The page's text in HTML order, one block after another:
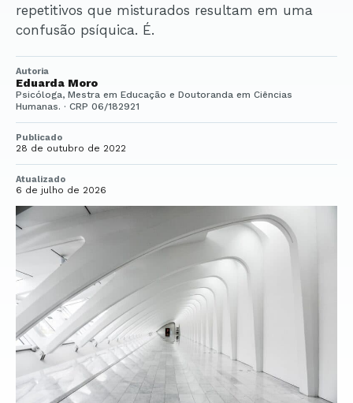
repetitivos que misturados resultam em uma
confusão psíquica. É.
Autoria
Eduarda Moro
Psicóloga, Mestra em Educação e Doutoranda em Ciências
Humanas. · CRP 06/182921
Publicado
28 de outubro de 2022
Atualizado
6 de julho de 2026